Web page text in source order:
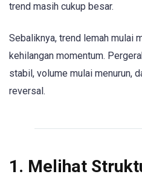
trend masih cukup besar.
Sebaliknya, trend lemah mulai
kehilangan momentum.
stabil, volume mulai menurun,
reversal.
1. Melihat